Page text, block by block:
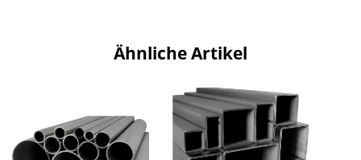
Ähnliche Artikel